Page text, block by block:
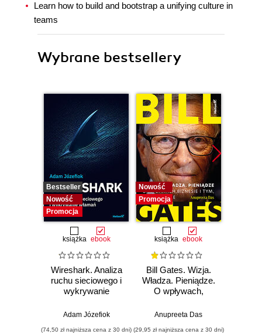
Learn how to build and bootstrap a unifying culture in
teams
Wybrane bestsellery
Bestseller
Nowość
Promocja
książka ebook
Wireshark. Analiza
ruchu sieciowego i
wykrywanie
Adam Józefiok
(74,50 zł najniższa cena z 30 dni)
Nowość
Promocja
książka ebook
Bill Gates. Wizja.
Władza. Pieniądze.
O wpływach,
niejawne
Anupreeta Das
(29,95 zł najniższa cena z 30 dni)